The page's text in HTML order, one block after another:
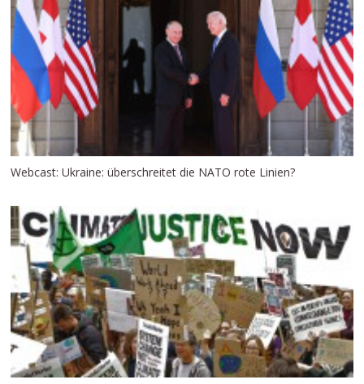
Webcast: Ukraine: überschreitet die NATO rote Linien?